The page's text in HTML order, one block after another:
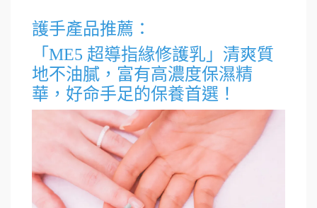
護手產品推薦：
「ME5 超導指緣修護乳」清爽質
地不油膩，富有高濃度保濕精
華，好命手足的保養首選！